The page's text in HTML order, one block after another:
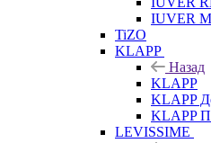
IUVER
TiZO
KLAPP
Назад
KLAPP
KLAPP
KLAPP
LEVISSIME